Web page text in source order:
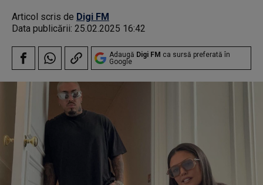
Articol scris de Digi FM
Data publicării: 25.02.2025 16:42
Adaugă Digi FM ca sursă preferată în
Google